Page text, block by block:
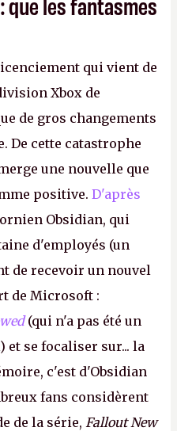
qui vient de
Xbox de
de gros changements
De cette catastrophe
une nouvelle que
positive. D'après
Obsidian, qui
d'employés (un
de recevoir un nouvel
de Microsoft :
(qui n'a pas été un
et se focaliser sur... la
c'est d'Obsidian
fans considèrent
de la série, Fallout New